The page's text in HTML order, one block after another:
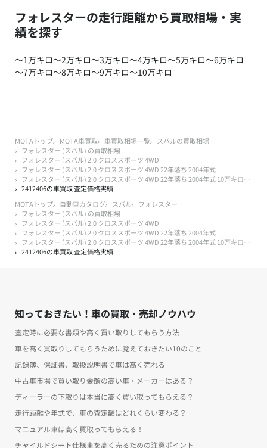
フォレスターの走行距離から買取相場・実
績を探す
～1万キロ～2万キロ～3万キロ～4万キロ～5万キロ～6万キロ
～7万キロ～8万キロ～9万キロ～10万キロ
MOTAトップ MOTA車買取 車買取相場一覧
スバルの買取相場
フォレスター (スバル) の買取相場
フォレスター (スバル) 2.0 クロススポーツ 4WD
フォレスター (スバル) 2.0 クロススポーツ 4WD 22年落ち 2004年式
フォレスター (スバル) 2.0 クロススポーツ 4WD 22年落ち 2004年式 10万キロ以下
2412406の車買取 査定価格実績
MOTAトップ
自動車カタログ スバル
フォレスター
フォレスター (スバル) の買取相場
フォレスター (スバル) 2.0 クロススポーツ 4WD
フォレスター (スバル) 2.0 クロススポーツ 4WD 22年落ち 2004年式
フォレスター (スバル) 2.0 クロススポーツ 4WD 22年落ち 2004年式 10万キロ以下
2412406の車買取 査定価格実績
知っておきたい！車の買取・売却ノウハウ
査定時に必要な書類や高く買い取りしてもらう方法
車を高く買取りしてもらうために覚えておきたい10のこと
記録簿、保証書、取扱説明書で車は高く売れる
中古車市場で買い取り金額の高い車・メーカーはある？
ディーラーの下取りは本当に高く買い取ってもらえる？
走行距離や年式で、車の査定額はどれくらい変わる？
マニュアル車は高く買取ってもらえる！
チャイルドシート仕様車を高く売るための注意ポイント